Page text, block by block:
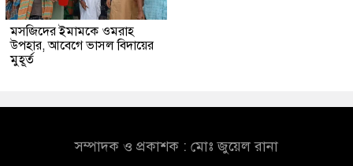
মসজিদের ইমামকে ওমরাহ
উপহার, আবেগে ভাসল বিদায়ের
মুহূর্ত
সম্পাদক ও প্রকাশক : মোঃ জুয়েল রানা